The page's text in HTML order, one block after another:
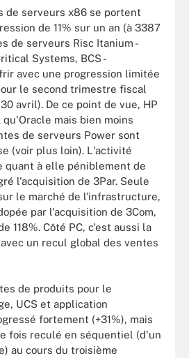
de serveurs x86 se portent
de 11% sur un an (à 3387
de serveurs Risc Itanium -
Systems, BCS -
avec une progression limitée
le second trimestre fiscal
avril). De ce point de vue, HP
mais bien moins
de serveurs Power sont
(voir plus loin). L'activité
quant à elle péniblement de
l'acquisition de 3Par. Seule
le marché de l'infrastructure,
par l'acquisition de 3Com,
118%. Côté PC, c'est aussi la
un recul global des ventes
de produits pour le
UCS et application
fortement (+31%), mais
fois reculé en séquentiel (d'un
au cours du troisième